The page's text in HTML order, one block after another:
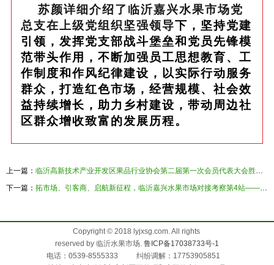
苏颜详细介绍了临沂嘉兴水果市场党
总支在上级党组织坚强领导下，坚持党建
引领，发挥党支部战斗堡垒和党员先锋模
范带头作用，不断加强员工思想教育、工
作制度和作风纪律建设，以实际行动服务
群众，打造红色市场，经营规模、社会效
益持续增长 ，助力乡村建设，带动周边社
区群众增收致富的发展历程。
上一篇： 临沂高新技术产业开发区果品行业协会第二届第一次会员代表大会胜利召开
下一篇： 拓市场、引客商、启航新征程，临沂嘉兴水果市场对接考察第4站——福建
Copyright © 2018 lyjxsg.com. All rights
reserved by 临沂水果市场. 鲁ICP备17038733号-1
电话：0539-8555333 纠纷调解：17753905851